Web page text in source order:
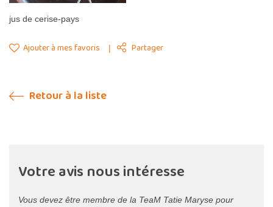
jus de cerise-pays
Ajouter à mes favoris Partager
Retour à la liste
Votre avis nous intéresse
Vous devez être membre de la TeaM Tatie Maryse pour